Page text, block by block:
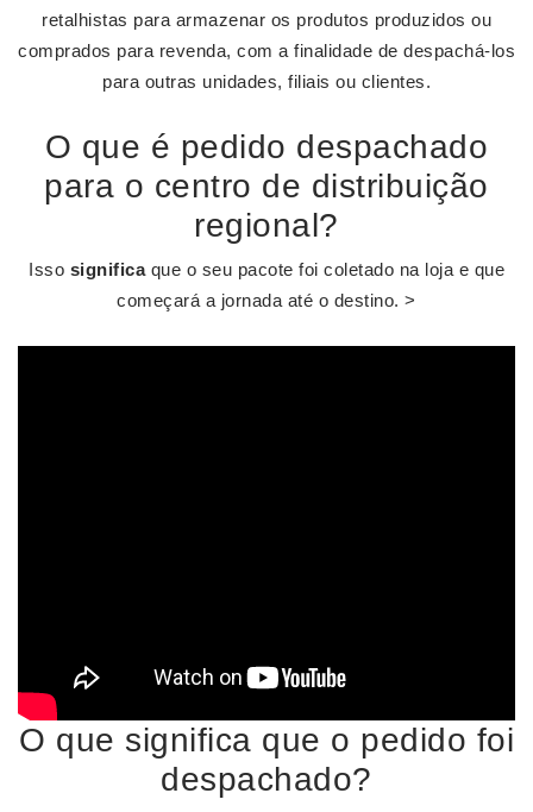
retalhistas para armazenar os produtos produzidos ou
comprados para revenda, com a finalidade de despachá-los
para outras unidades, filiais ou clientes.
O que é pedido despachado
para o centro de distribuição
regional?
Isso significaque o seu pacote foi coletado na loja e que
começará a jornada até o destino. >
O que significa que o pedido foi
despachado?